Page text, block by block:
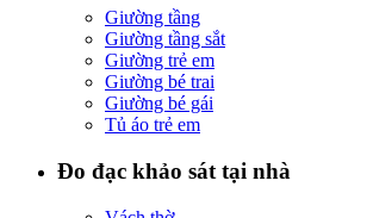
Giường tầng
Giường tầng sắt
Giường trẻ em
Giường bé trai
Giường bé gái
Tủ áo trẻ em
Đo đạc khảo sát tại nhà